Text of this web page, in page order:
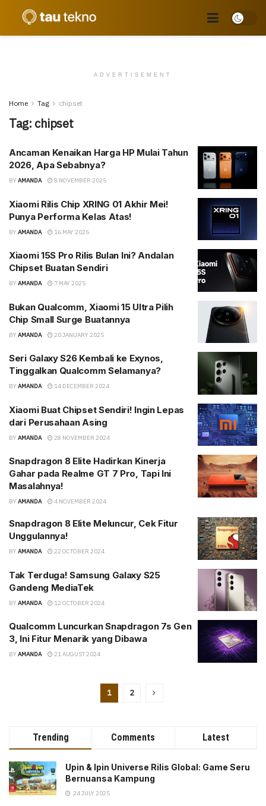
ADVERTISEMENT
Home Tag chipset
Tag: chipset
Ancaman Kenaikan Harga HP Mulai Tahun
2026, Apa Sebabnya?
BY AMANDA 8 NOVEMBER 2025
Xiaomi Rilis Chip XRING 01 Akhir Mei!
Punya Performa Kelas Atas!
BY AMANDA 16 MAY 2025
Xiaomi 15S Pro Rilis Bulan Ini? Andalan
Chipset Buatan Sendiri
BY AMANDA 7 MAY 2025
Bukan Qualcomm, Xiaomi 15 Ultra Pilih
Chip Small Surge Buatannya
BY AMANDA 20 JANUARY 2025
Seri Galaxy S26 Kembali ke Exynos,
Tinggalkan Qualcomm Selamanya?
BY AMANDA 14 DECEMBER 2024
Xiaomi Buat Chipset Sendiri! Ingin Lepas
dari Perusahaan Asing
BY AMANDA 28 NOVEMBER 2024
Snapdragon 8 Elite Hadirkan Kinerja
Gahar pada Realme GT 7 Pro, Tapi Ini
Masalahnya!
BY AMANDA 4 NOVEMBER 2024
Snapdragon 8 Elite Meluncur, Cek Fitur
Unggulannya!
BY AMANDA 22 OCTOBER 2024
Tak Terduga! Samsung Galaxy S25
Gandeng MediaTek
BY AMANDA 12 OCTOBER 2024
Qualcomm Luncurkan Snapdragon 7s Gen
3, Ini Fitur Menarik yang Dibawa
BY AMANDA 21 AUGUST 2024
1 2
Trending Comments Latest
Upin & Ipin Universe Rilis Global: Game Seru
Bernuansa Kampung
24 JULY 2025